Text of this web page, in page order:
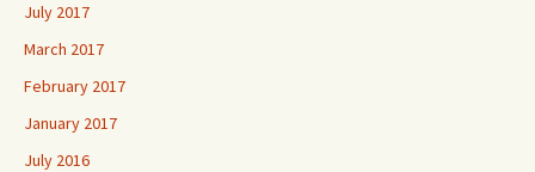
July 2017
March 2017
February 2017
January 2017
July 2016